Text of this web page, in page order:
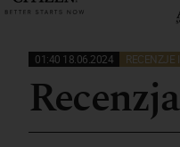
01:40 18.06.2024 RECENZJE